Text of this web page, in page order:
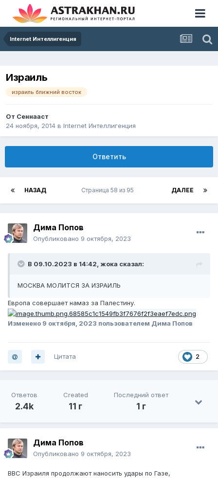
Internet Интеллигенция
Израиль
израиль ближний восток
От Сеннааст
24 ноября, 2014 в Internet Интеллигенция
Ответить
НАЗАД ДАЛЕЕ
Страница 58 из 95
Дима Попов
Опубликовано 9 октября, 2023
В 09.10.2023 в 14:42, жока сказал:
МОСКВА МОЛИТСЯ ЗА ИЗРАИЛЬ
Европа совершает намаз за Палестину.
Изменено 9 октября, 2023 пользователем Дима Попов
2
Цитата
Ответов
2.4k
Created
11 г
Последний ответ
1 г
Дима Попов
Опубликовано 9 октября, 2023
ВВС Израиля продолжают наносить удары по Газе,